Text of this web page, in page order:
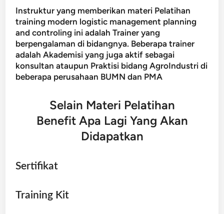
Instruktur yang memberikan materi Pelatihan
training modern logistic management planning
and controling ini adalah Trainer yang
berpengalaman di bidangnya. Beberapa trainer
adalah Akademisi yang juga aktif sebagai
konsultan ataupun Praktisi bidang AgroIndustri di
beberapa perusahaan BUMN dan PMA
Selain Materi Pelatihan
Benefit Apa Lagi Yang Akan
Didapatkan
Sertifikat
Training Kit